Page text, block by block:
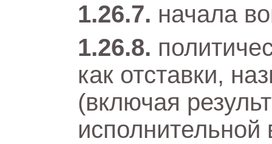
начала
как отставки,
(включая
исполнительной